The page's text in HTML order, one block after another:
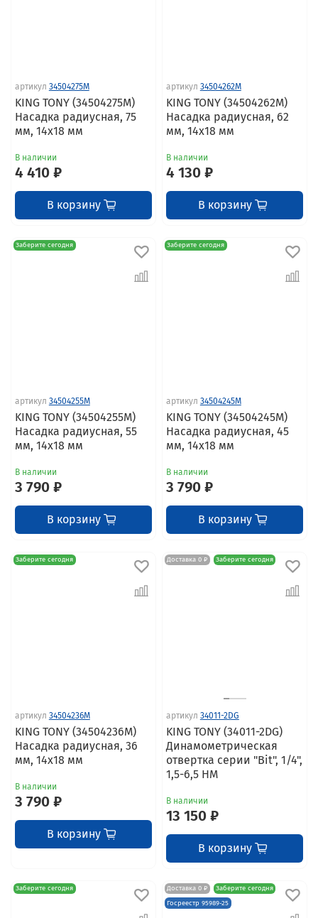
артикул 34504275M
KING TONY (34504275M)
Насадка радиусная, 75
мм, 14х18 мм
В наличии
4 410 ₽
В корзину
артикул 34504262M
KING TONY (34504262M)
Насадка радиусная, 62
мм, 14х18 мм
В наличии
4 130 ₽
В корзину
Заберите сегодня
артикул 34504255M
KING TONY (34504255M)
Насадка радиусная, 55
мм, 14х18 мм
В наличии
3 790 ₽
В корзину
Заберите сегодня
артикул 34504245M
KING TONY (34504245M)
Насадка радиусная, 45
мм, 14х18 мм
В наличии
3 790 ₽
В корзину
Заберите сегодня
артикул 34504236M
KING TONY (34504236M)
Насадка радиусная, 36
мм, 14х18 мм
В наличии
3 790 ₽
В корзину
Доставка 0 ₽ Заберите сегодня
артикул 34011-2DG
KING TONY (34011-2DG)
Динамометрическая
отвертка серии "Bit", 1/4",
1,5-6,5 HM
В наличии
13 150 ₽
В корзину
Заберите сегодня Доставка 0 ₽
Заберите сегодня
Госреестр 95989-25